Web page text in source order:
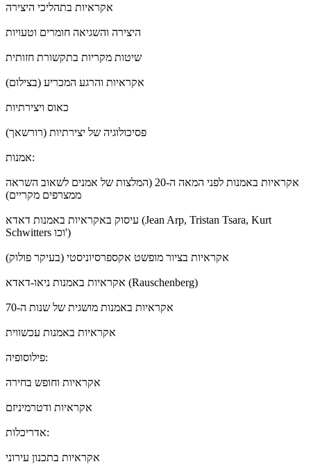
אקראיות בתהליכי היצירה
היצירה והשגיאה חומרים וטעויות
שיטות מקריות בתקשורת חזותית
אקראיות והרגע המכריע (בצילום)
כאוס ויצירתיות
פסיכולוגיה של יצירתיות (רורשאך)
אמנות:
אקראיות באמנות לפני המאה ה-20 (המלצות של אמנים לשאוב השראה
ממצרפים מקריים)
עיסוק באקראיות באמנות דאדא (Jean Arp, Tristan Tsara, Kurt
Schwitters וכו')
אקראיות בציור מופשט אקספרסיוניסטי (בעיקר פולוק)
אקראיות באמנות ניאו-דאדא (Rauschenberg)
אקראיות באמנות מושגית של שנות ה-70
אקראיות באמנות עכשווית
פילוסופיה:
אקראיות וחופש בחירה
אקראיות ודטרמיניזם
אדריכלות:
אקראיות בתכנון עירוני